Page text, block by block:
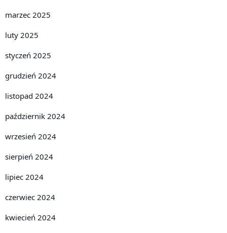
marzec 2025
luty 2025
styczeń 2025
grudzień 2024
listopad 2024
październik 2024
wrzesień 2024
sierpień 2024
lipiec 2024
czerwiec 2024
kwiecień 2024